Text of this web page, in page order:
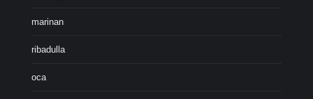
marinan
ribadulla
oca